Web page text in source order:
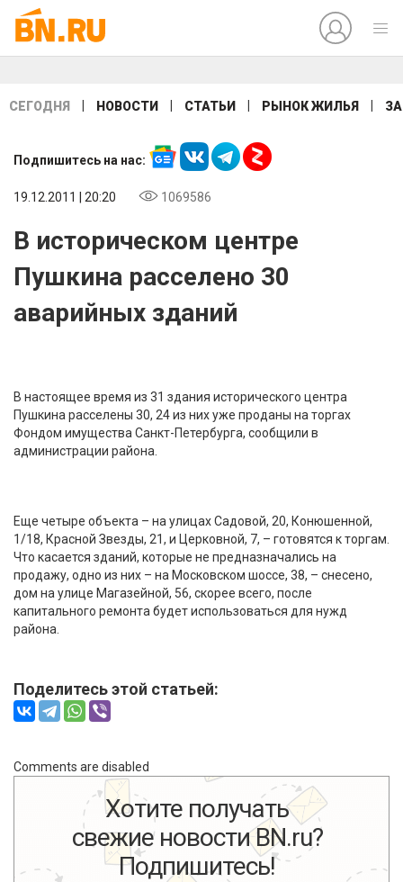
СЕГОДНЯ НОВОСТИ СТАТЬИ РЫНОК ЖИЛЬЯ
Подпишитесь на нас:
19.12.2011 | 20:20 1069586
В историческом центре
Пушкина расселено 30
аварийных зданий
В настоящее время из 31 здания исторического центра
Пушкина расселены 30, 24 из них уже проданы на торгах
Фондом имущества Санкт-Петербурга, сообщили в
администрации района.
Еще четыре объекта – на улицах Садовой, 20, Конюшенной,
1/18, Красной Звезды, 21, и Церковной, 7, – готовятся к торгам.
Что касается зданий, которые не предназначались на
продажу, одно из них – на Московском шоссе, 38, – снесено,
дом на улице Магазейной, 56, скорее всего, после
капитального ремонта будет использоваться для нужд
района.
Поделитесь этой статьей:
Comments are disabled
Хотите получать
свежие новости BN.ru?
Подпишитесь!